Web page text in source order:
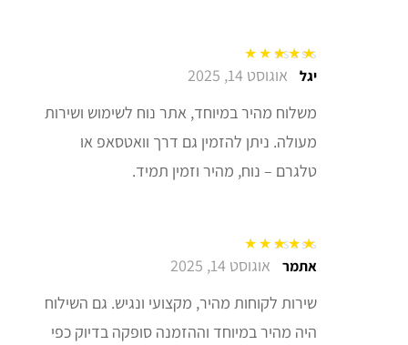
דורג5 מתוך 5 יגל אוגוסט 14, 2025
משלוח מהיר במיוחד, אתר נוח לשימוש ושירות
מעולה. ניתן להזמין גם דרך וואטסאפ או
טלגרם – נוח, מהיר וזמין תמיד.
דורג5מתוך 5אתמר אוגוסט 14, 2025
שירות לקוחות מהיר, מקצועי ונגיש. גם השילוח
היה מהיר במיוחד וההזמנה סופקה בדיוק כפי